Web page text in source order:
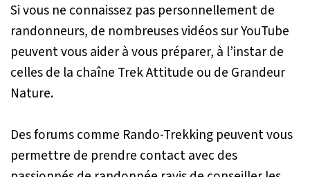
Si vous ne connaissez pas personnellement de
randonneurs, de nombreuses vidéos sur YouTube
peuvent vous aider à vous préparer, à l’instar de
celles de la chaîne Trek Attitude ou de Grandeur
Nature.
Des forums comme Rando-Trekking peuvent vous
permettre de prendre contact avec des